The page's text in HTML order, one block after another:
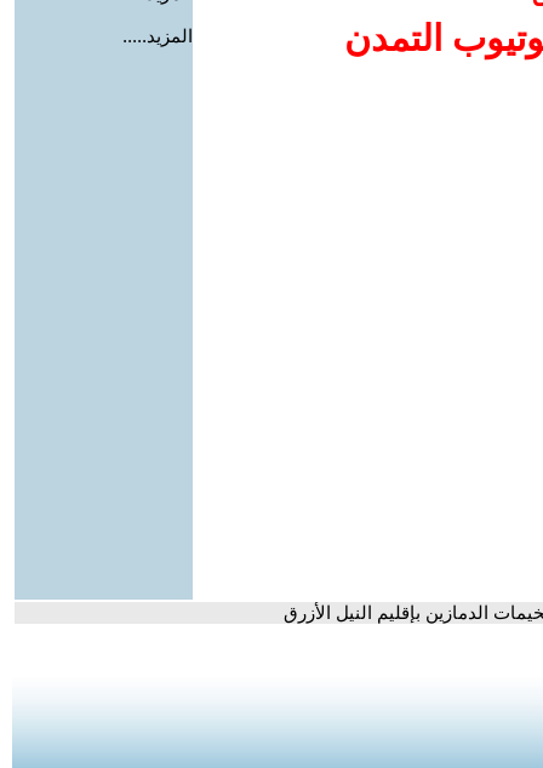
التمدن
المزيد.....
الدمازين بإقليم النيل الأزرق